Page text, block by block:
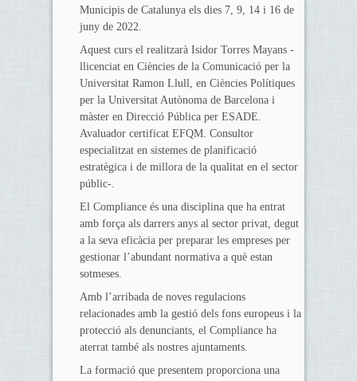
Municipis de Catalunya els dies 7, 9, 14 i 16 de
juny de 2022.
Aquest curs el realitzarà Isidor Torres Mayans -
llicenciat en Ciències de la Comunicació per la
Universitat Ramon Llull, en Ciències Polítiques
per la Universitat Autònoma de Barcelona i
màster en Direcció Pública per ESADE.
Avaluador certificat EFQM. Consultor
especialitzat en sistemes de planificació
estratègica i de millora de la qualitat en el sector
públic-.
El Compliance és una disciplina que ha entrat
amb força als darrers anys al sector privat, degut
a la seva eficàcia per preparar les empreses per
gestionar l’abundant normativa a què estan
sotmeses.
Amb l’arribada de noves regulacions
relacionades amb la gestió dels fons europeus i la
protecció als denunciants, el Compliance ha
aterrat també als nostres ajuntaments.
La formació que presentem proporciona una